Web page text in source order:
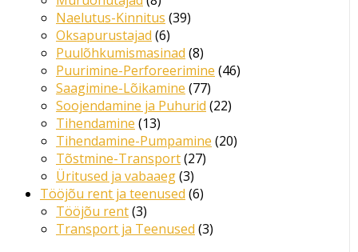
Naelutus-Kinnitus 39
Oksapurustajad 6
Puulõhkumismasinad 8
Puurimine-Perforeerimine 46
Saagimine-Lõikamine 77
Soojendamine ja Puhurid 22
Tihendamine 13
Tihendamine-Pumpamine 20
Tõstmine-Transport 27
Üritused ja vabaaeg 3
Tööjõu rent ja teenused 6
Tööjõu rent 3
Transport ja Teenused 3